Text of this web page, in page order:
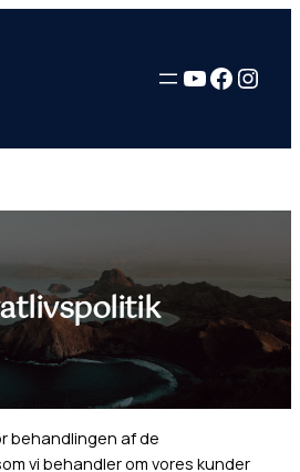
YouTube
behandlingen af de
vi behandler om vores kunder